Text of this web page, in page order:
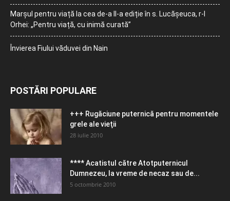
Marșul pentru viață la cea de-a II-a ediție în s. Lucășeuca, r-l
Orhei: „Pentru viață, cu inimă curată”
Învierea Fiului văduvei din Nain
POSTĂRI POPULARE
+++ Rugăciune puternică pentru momentele
grele ale vieţii
28 iulie 2010
**** Acatistul către Atotputernicul
Dumnezeu, la vreme de necaz sau de...
5 octombrie 2010